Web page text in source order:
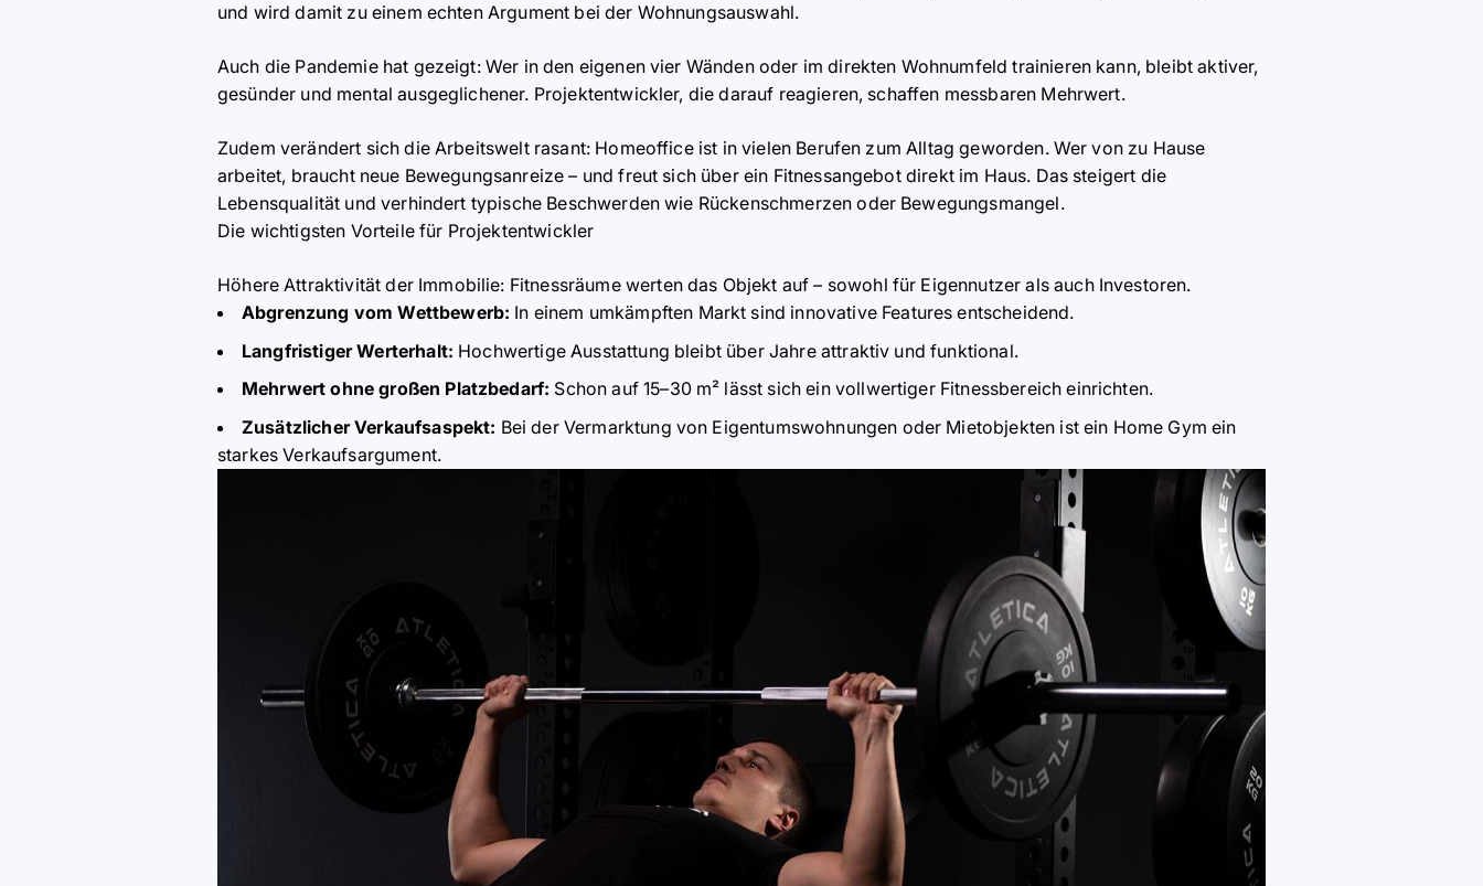
und wird damit zu einem echten Argument bei der Wohnungsauswahl.
Auch die Pandemie hat gezeigt: Wer in den eigenen vier Wänden oder im direkten Wohnumfeld trainieren kann, bleibt aktiver,
gesünder und mental ausgeglichener. Projektentwickler, die darauf reagieren, schaffen messbaren Mehrwert.
Zudem verändert sich die Arbeitswelt rasant: Homeoffice ist in vielen Berufen zum Alltag geworden. Wer von zu Hause
arbeitet, braucht neue Bewegungsanreize – und freut sich über ein Fitnessangebot direkt im Haus. Das steigert die
Lebensqualität und verhindert typische Beschwerden wie Rückenschmerzen oder Bewegungsmangel.
Die wichtigsten Vorteile für Projektentwickler
Höhere Attraktivität der Immobilie: Fitnessräume werten das Objekt auf – sowohl für Eigennutzer als auch Investoren.
Abgrenzung vom Wettbewerb: In einem umkämpften Markt sind innovative Features entscheidend.
Langfristiger Werterhalt: Hochwertige Ausstattung bleibt über Jahre attraktiv und funktional.
Mehrwert ohne großen Platzbedarf: Schon auf 15–30 m² lässt sich ein vollwertiger Fitnessbereich einrichten.
Zusätzlicher Verkaufsaspekt: Bei der Vermarktung von Eigentumswohnungen oder Mietobjekten ist ein Home Gym ein
starkes Verkaufsargument.